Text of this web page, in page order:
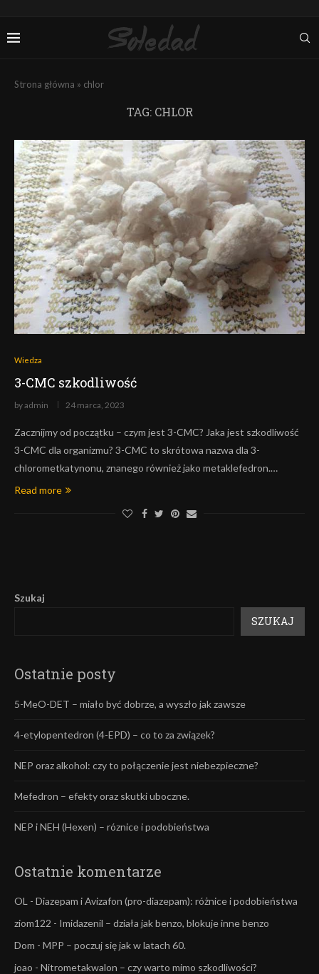
Strona główna » chlor
TAG: CHLOR
Wiedza
3-CMC szkodliwość
byadmin 24 marca, 2023
Zacznijmy od początku – czym jest 3-CMC? Jaka jest szkodliwość
3-CMC dla organizmu? 3-CMC to skrótowa nazwa dla 3-
chlorometkatynonu, znanego również jako metaklefedron.…
Read more
Szukaj
SZUKAJ
Ostatnie posty
5-MeO-DET – miało być dobrze, a wyszło jak zawsze
4-etylopentedron (4-EPD) – co to za związek?
NEP oraz alkohol: czy to połączenie jest niebezpieczne?
Mefedron – efekty oraz skutki uboczne.
NEP i NEH (Hexen) – róznice i podobieństwa
Ostatnie komentarze
OL - Diazepam i Avizafon (pro-diazepam): różnice i podobieństwa
ziom122 - Imidazenil – działa jak benzo, blokuje inne benzo
Dom - MPP – poczuj się jak w latach 60.
joao - Nitrometakwalon – czy warto mimo szkodliwości?